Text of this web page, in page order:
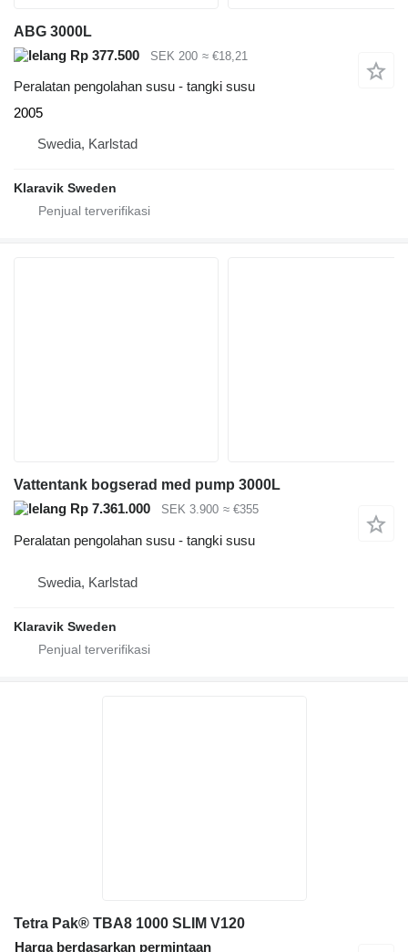
ABG 3000L
Rp 377.500
SEK 200 ≈ €18,21
Peralatan pengolahan susu - tangki susu
2005
Swedia, Karlstad
Klaravik Sweden
Vattentank bogserad med pump 3000L
Rp 7.361.000
SEK 3.900 ≈ €355
Peralatan pengolahan susu - tangki susu
Swedia, Karlstad
Klaravik Sweden
Tetra Pak® TBA8 1000 SLIM V120
Harga berdasarkan permintaan